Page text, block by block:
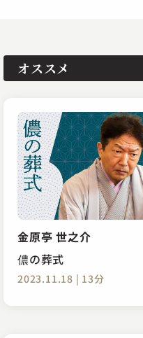
オススメ
金原亭 世之介
儂の葬式
2023.11.18 | 13分